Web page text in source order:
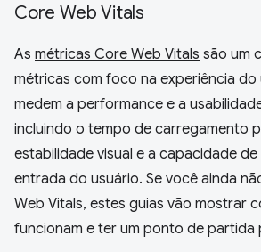
Core Web Vitals
As métricas Core Web Vitals são um
métricas com foco na experiência do
medem a performance e a
incluindo o tempo de carregamento
estabilidade visual e a capacidade
entrada do usuário. Se você ainda
Web Vitals, estes guias vão mostrar
funcionam e ter um ponto de partida